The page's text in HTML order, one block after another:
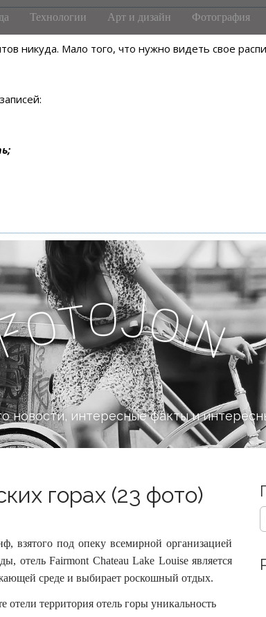
никуда. Мало того, что нужно видеть свое
Технологии Арт и дизайн Фотография
otoJoi
n
новости, интересные факты и
горах (23 фото)
взятого под опеку всемирной организацией
Fairmont Chateau Lake Louise является
среде и выбирает роскошный отдых.
S
e
c